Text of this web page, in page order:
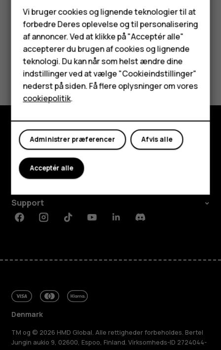
Smartphones
Feature-telefoner
Tilbehør
HMD Terra M
Tablets
Min konto
Synes du, dette var nyttigt?
Ja Nej
Udforsk
Om
Planet and people
Support
FacebookInstagramTiktokYoutubeLinkedinDiscord
Denmark
TM og © 2026 HMD Global. Alle rettigheder forbeholdes. Bertel
Jungin aukio 9, 02600, Espoo, Finland. Virksomheds-ID 2724044-
Vi bruger cookies og lignende teknologier til at
forbedre Deres oplevelse og til personalisering
af annoncer. Ved at klikke på "Acceptér alle"
accepterer du brugen af cookies og lignende
teknologi. Du kan når som helst ændre dine
indstillinger ved at vælge "Cookieindstillinger"
nederst på siden. Få flere oplysninger om vores
cookiepolitik.
Afvis alle
Administrer præferencer
Acceptér alle